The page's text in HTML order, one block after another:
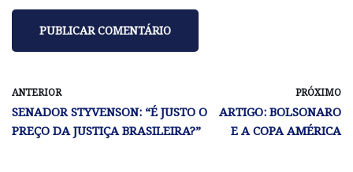
ANTERIOR
SENADOR STYVENSON: “É JUSTO O
PREÇO DA JUSTIÇA BRASILEIRA?”
PRÓXIMO
ARTIGO: BOLSONARO
E A COPA AMÉRICA